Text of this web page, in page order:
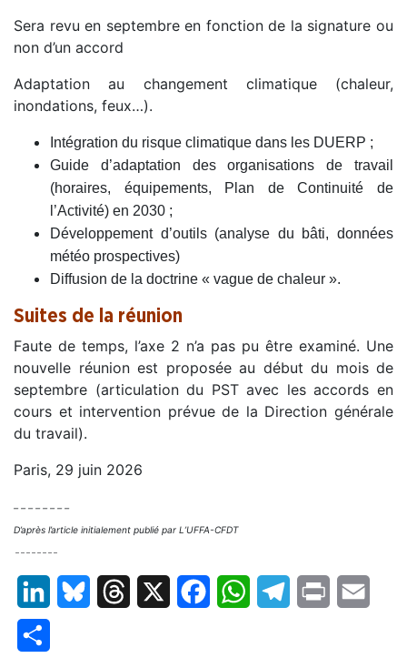
Sera revu en septembre en fonction de la signature ou
non d’un accord
Adaptation au changement climatique (chaleur,
inondations, feux…).
Intégration du risque climatique dans les DUERP ;
Guide d’adaptation des organisations de travail
(horaires, équipements, Plan de Continuité de
l’Activité) en 2030 ;
Développement d’outils (analyse du bâti, données
météo prospectives)
Diffusion de la doctrine « vague de chaleur ».
Suites de la réunion
Faute de temps, l’axe 2 n’a pas pu être examiné. Une
nouvelle réunion est proposée au début du mois de
septembre (articulation du PST avec les accords en
cours et intervention prévue de la Direction générale
du travail).
Paris, 29 juin 2026
– – – – – – – –
D’après l’article initialement publié par L’UFFA-CFDT
– – – – – – – –
LinkedInBluesky Threads FacebookWhatsAppTelegram
Print